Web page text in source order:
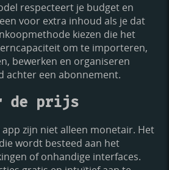
respecteert je budget en
voor extra inhoud als je dat
kiezen die het
om te importeren,
bewerken en organiseren
achter een abonnement.
de prijs
app zijn niet alleen monetair. Het
wordt besteed aan het
of onhandige interfaces.